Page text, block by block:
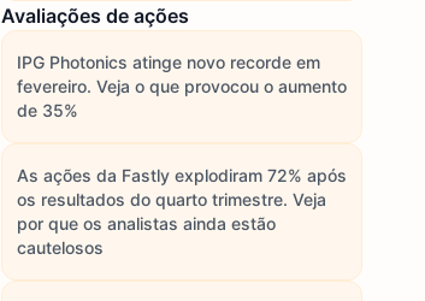
Avaliações de ações
IPG Photonics atinge novo recorde em
fevereiro. Veja o que provocou o aumento
de 35%
As ações da Fastly explodiram 72% após
os resultados do quarto trimestre. Veja
por que os analistas ainda estão
cautelosos